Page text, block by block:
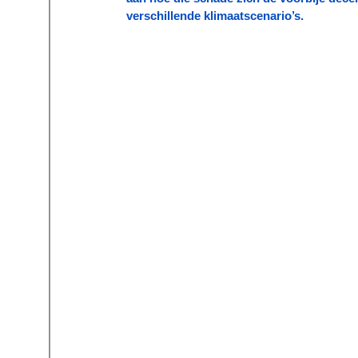
verschillende klimaatscenario’s.